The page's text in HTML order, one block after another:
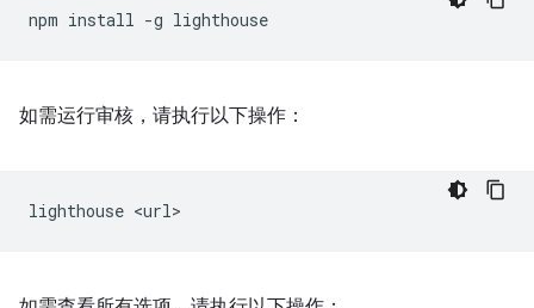
npm install -g
如需运行审核，请执行以下操作：
lighthouse